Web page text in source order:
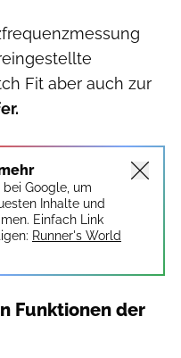
Fit aber auch zur
bei Google, um
Inhalte und
Einfach Link
Runner's World
Funktionen der